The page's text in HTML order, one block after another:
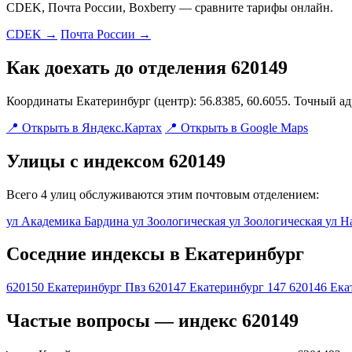
CDEK, Почта России, Boxberry — сравните тарифы онлайн.
CDEK → Почта России →
Как доехать до отделения 620149
Координаты Екатеринбург (центр): 56.8385, 60.6055. Точный
📍 Открыть в Яндекс.Картах 📍 Открыть в Google Maps
Улицы с индексом 620149
Всего 4 улиц обслуживаются этим почтовым отделением:
ул Академика Бардина ул Зоологическая ул Зоологическая ул
Соседние индексы в Екатеринбург
620150 Екатеринбург Пвз 620147 Екатеринбург 147 620146
Частые вопросы — индекс 620149